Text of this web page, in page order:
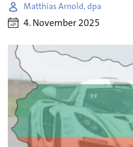
Matthias Arnold, dpa
4. November 2025